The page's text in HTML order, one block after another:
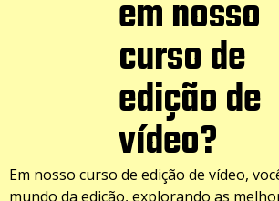
em nosso
curso de
edição de
vídeo?
Em nosso curso de edição de vídeo,
mundo da edição, explorando as